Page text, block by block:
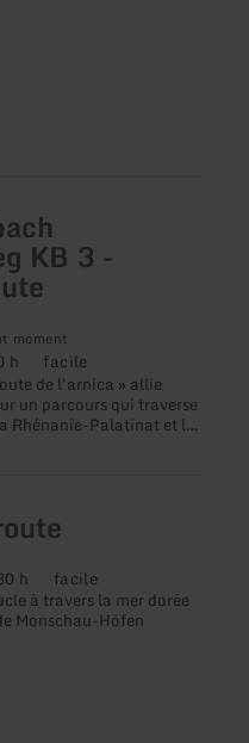
KB 3 -
moment
h Difficulté
:
facile
de l'arnica » allie
un parcours qui traverse
Rhénanie-Palatinat et la
h Difficulté
:
facile
à travers la mer dorée
Monschau-Höfen